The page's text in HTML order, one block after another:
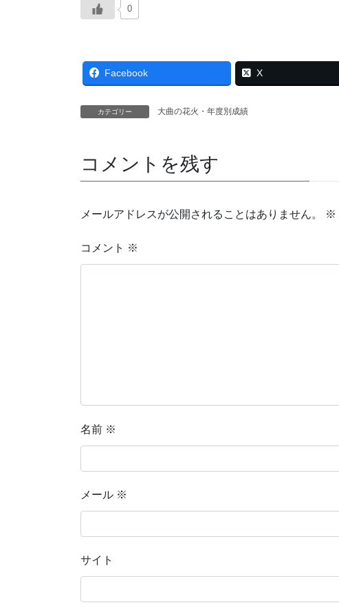
0
Facebook X
カテゴリー 大曲の花火・年度別成績
コメントを残す
メールアドレスが公開されることはありません。 ※
コメント ※
名前 ※
メール ※
サイト